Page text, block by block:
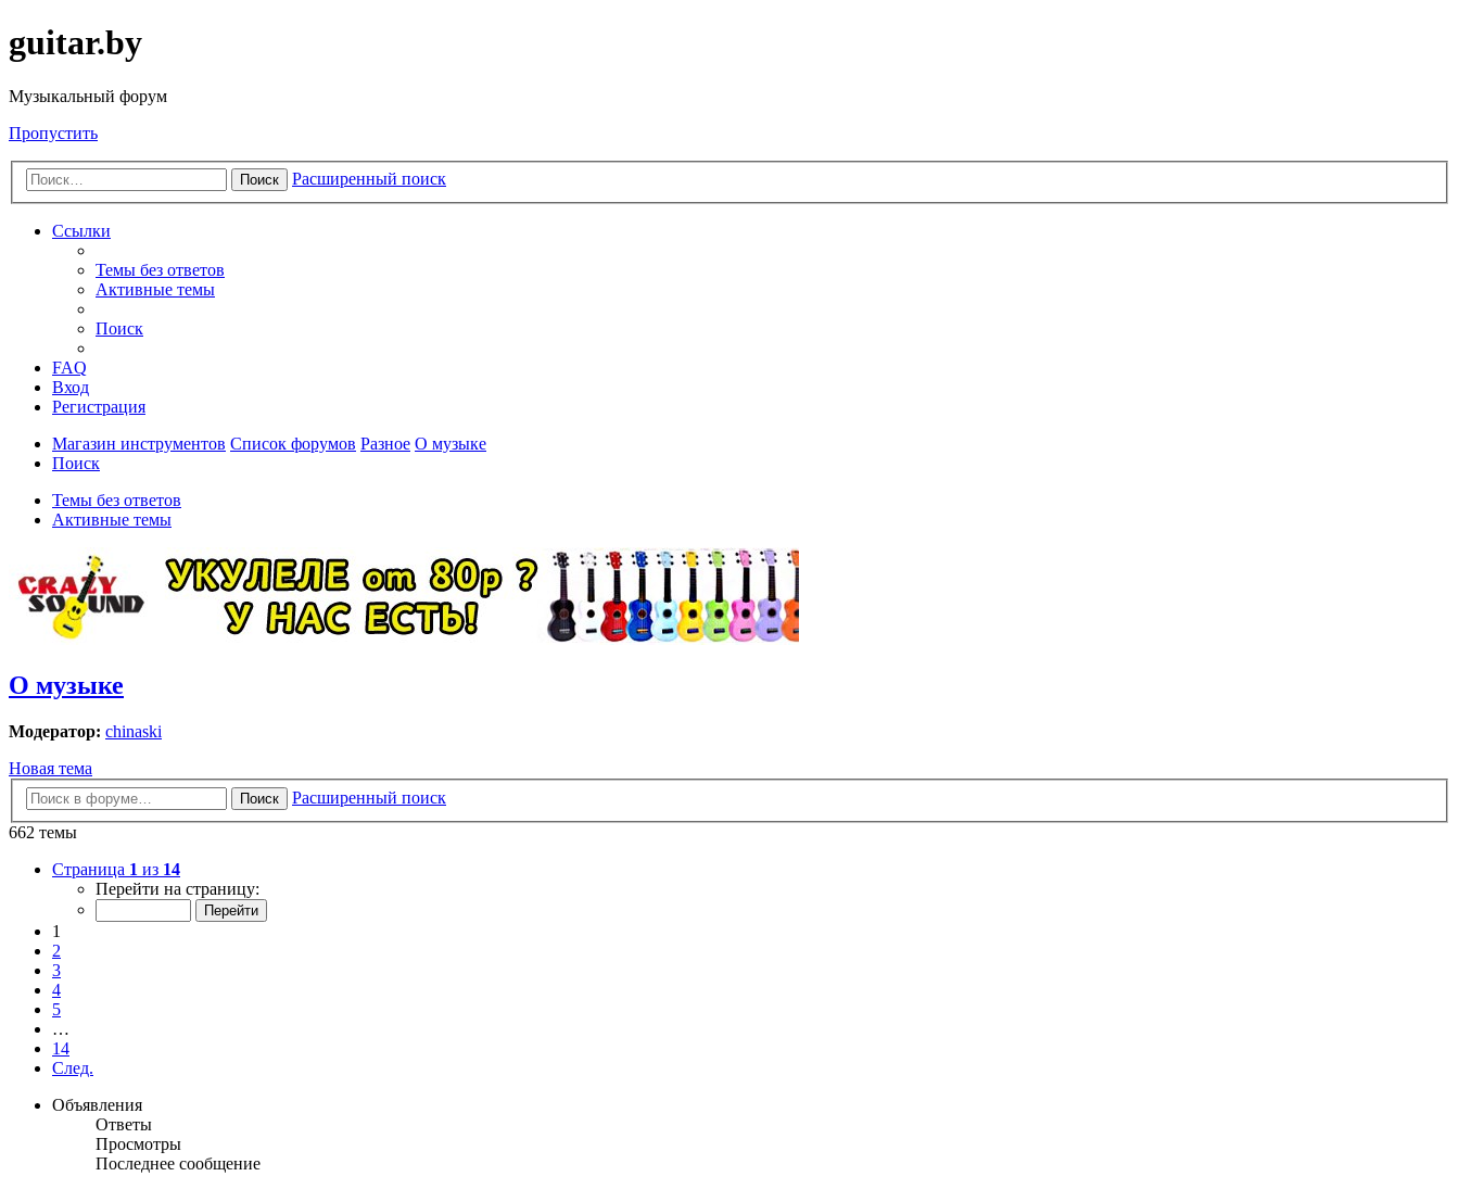
guitar.by
Музыкальный форум
Пропустить
Поиск Расширенный поиск
Ссылки
Темы без ответов
Активные темы
Поиск
FAQ
Вход
Регистрация
Магазин инструментов Список форумов Разное О музыке
Поиск
Темы без ответов
Активные темы
О музыке
Модератор: chinaski
Новая тема
Поиск
Расширенный поиск
662 темы
Страница 1 из 14
Перейти на страницу:
1
2
3
4
5
…
14
След.
Объявления
Ответы
Просмотры
Последнее сообщение